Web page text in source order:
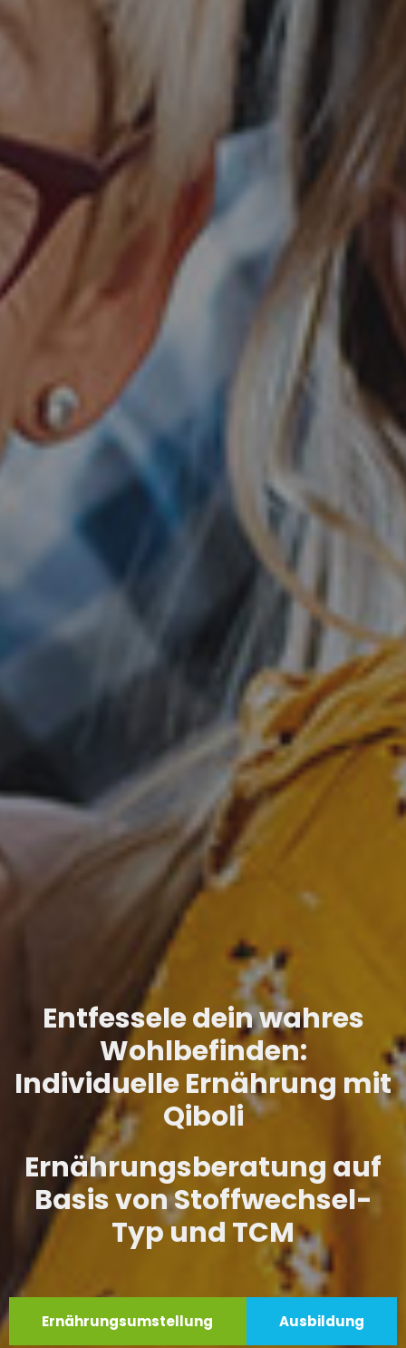
Entfessele dein wahres
Wohlbefinden:
Individuelle Ernährung mit
Qiboli
Ernährungsberatung auf
Basis von Stoffwechsel-
Typ und TCM
Ernährungsumstellung Ausbildung